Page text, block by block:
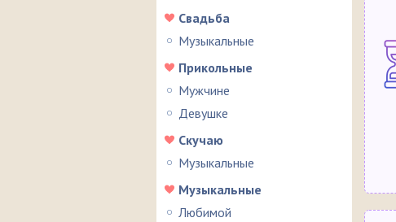
Свадьба
Музыкальные
Прикольные
Мужчине
Девушке
Скучаю
Музыкальные
Музыкальные
Любимой